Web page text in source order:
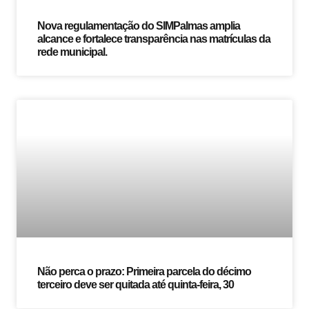
Nova regulamentação do SIMPalmas amplia
alcance e fortalece transparência nas matrículas da
rede municipal.
Não perca o prazo: Primeira parcela do décimo
terceiro deve ser quitada até quinta-feira, 30